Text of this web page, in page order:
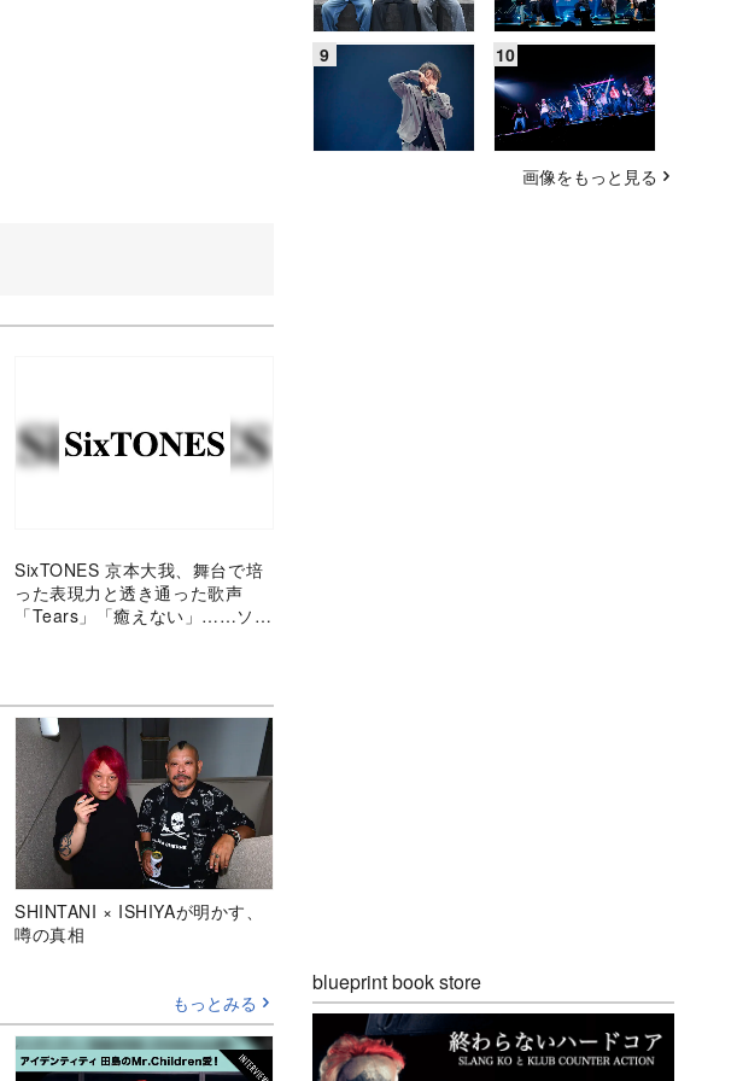
SixTONES 京本大我、舞台で培
った表現力と透き通った歌声
「Tears」「癒えない」……ソロ
SHINTANI × ISHIYAが明かす、
噂の真相
もっとみる
画像をもっと見る
blueprint book store